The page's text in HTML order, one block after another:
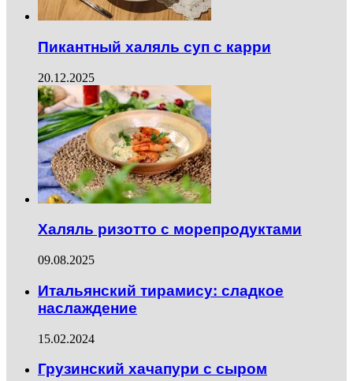
Пикантный халяль суп с карри
20.12.2025
Халяль ризотто с морепродуктами
09.08.2025
Итальянский тирамису: сладкое
наслаждение
15.02.2024
Грузинский хачапури с сыром